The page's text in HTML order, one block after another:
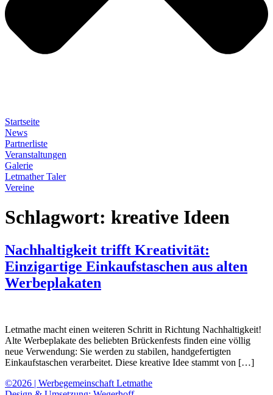
Startseite
News
Partnerliste
Veranstaltungen
Galerie
Letmather Taler
Vereine
Schlagwort: kreative Ideen
Nachhaltigkeit trifft Kreativität:
Einzigartige Einkaufstaschen aus alten
Werbeplakaten
Letmathe macht einen weiteren Schritt in Richtung Nachhaltigkeit!
Alte Werbeplakate des beliebten Brückenfests finden eine völlig
neue Verwendung: Sie werden zu stabilen, handgefertigten
Einkaufstaschen verarbeitet. Diese kreative Idee stammt von […]
©2026 | Werbegemeinschaft Letmathe